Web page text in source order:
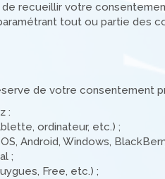
de recueillir votre
tout ou partie des
de votre
:
ordinateur, etc.) ;
Android, Windows,
;
Free, etc.) ;